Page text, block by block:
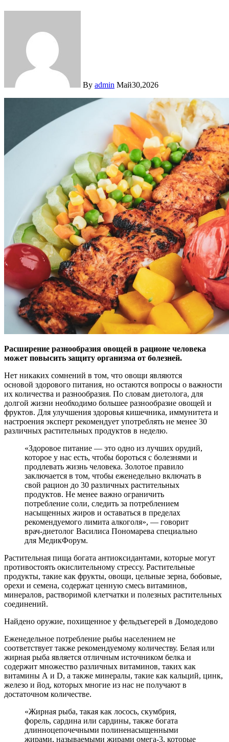
By admin Май30,2026
Расширение разнообразия овощей в рационе человека
может повысить защиту организма от болезней.
Нет никаких сомнений в том, что овощи являются
основой здорового питания, но остаются вопросы о важности
их количества и разнообразия. По словам диетолога, для
долгой жизни необходимо большее разнообразие овощей и
фруктов. Для улучшения здоровья кишечника, иммунитета и
настроения эксперт рекомендует употреблять не менее 30
различных растительных продуктов в неделю.
«Здоровое питание — это одно из лучших орудий,
которое у нас есть, чтобы бороться с болезнями и
продлевать жизнь человека. Золотое правило
заключается в том, чтобы еженедельно включать в
свой рацион до 30 различных растительных
продуктов. Не менее важно ограничить
потребление соли, следить за потреблением
насыщенных жиров и оставаться в пределах
рекомендуемого лимита алкоголя», — говорит
врач-диетолог Василиса Пономарева специально
для МедикФорум.
Растительная пища богата антиоксидантами, которые могут
противостоять окислительному стрессу. Растительные
продукты, такие как фрукты, овощи, цельные зерна, бобовые,
орехи и семена, содержат ценную смесь витаминов,
минералов, растворимой клетчатки и полезных растительных
соединений.
Найдено оружие, похищенное у фельдъегерей в Домодедово
Еженедельное потребление рыбы населением не
соответствует также рекомендуемому количеству. Белая или
жирная рыба является отличным источником белка и
содержит множество различных витаминов, таких как
витамины А и D, а также минералы, такие как кальций, цинк,
железо и йод, которых многие из нас не получают в
достаточном количестве.
«Жирная рыба, такая как лосось, скумбрия,
форель, сардина или сардины, также богата
длинноцепочечными полиненасыщенными
жирами, называемыми жирами омега-3, которые